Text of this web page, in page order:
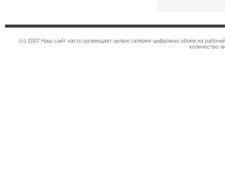
(c) 2007 Наш сайт часто размещает целые галереи цифровых обоев на
количество